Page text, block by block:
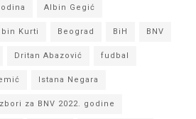
Albin Gegić
Kurti Beograd BiH BNV
Dritan Abazović fudbal
Istana Negara
za BNV 2022. godine